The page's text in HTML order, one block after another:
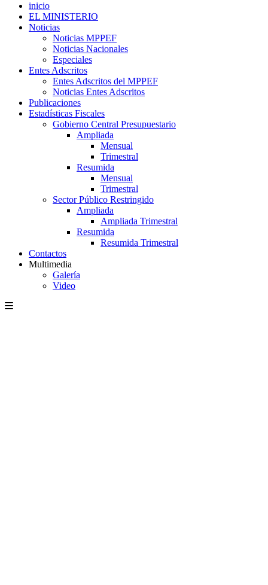
inicio
EL MINISTERIO
Noticias
Noticias MPPEF
Noticias Nacionales
Especiales
Entes Adscritos
Entes Adscritos del MPPEF
Noticias Entes Adscritos
Publicaciones
Estadísticas Fiscales
Gobierno Central Presupuestario
Ampliada
Mensual
Trimestral
Resumida
Mensual
Trimestral
Sector Público Restringido
Ampliada
Ampliada Trimestral
Resumida
Resumida Trimestral
Contactos
Multimedia
Galería
Video